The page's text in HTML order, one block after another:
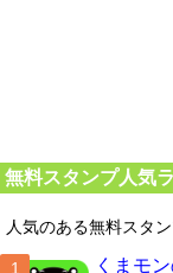
無料スタンプ人気
人気のある無料スタ
くまモ